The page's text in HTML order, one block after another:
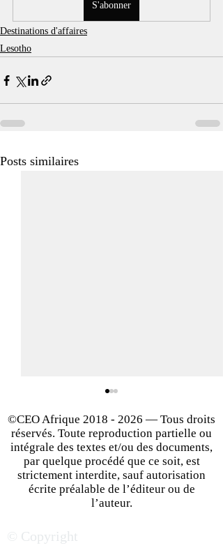
S'abonner
Destinations d'affaires
Lesotho
Posts similaires
Développement à
réussir son implantation
©CEO Afrique 2018 - 2026 — Tous droits
réservés. Toute reproduction partielle ou
intégrale des textes et/ou des documents,
par quelque procédé que ce soit, est
strictement interdite, sauf autorisation
écrite préalable de l’éditeur ou de
l’auteur.
© Copyright